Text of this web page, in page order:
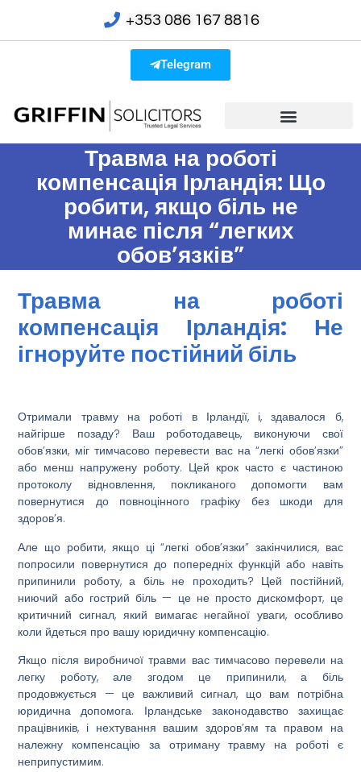
+353 086 167 8816
Telegram
Травма на роботі
компенсація Ірландія: Що
робити, якщо біль не
минає після “легких
обов’язків”
Травма на роботі
компенсація Ірландія: Не
ігноруйте постійний біль
Отримали травму на роботі в Ірландії, і, здавалося б,
найгірше позаду? Ваш роботодавець, виконуючи свої
обов’язки, міг тимчасово перевести вас на “легкі обов’язки”
або менш напружену роботу. Цей крок часто є частиною
протоколу відновлення, покликаного допомогти вам
повернутися до повноцінного графіку без шкоди для
здоров’я.
Але що робити, якщо ці “легкі обов’язки” закінчилися, вас
попросили повернутися до попередніх функцій або навіть
припинили роботу, а біль не проходить? Цей постійний,
ниючий або гострий біль — це не просто дискомфорт, це
критичний сигнал, який вимагає негайної уваги, особливо
коли йдеться про вашу юридичну компенсацію.
Якщо після виробничоїтравми вас тимчасово перевели на
легку роботу, але згодом це припинили, а біль
продовжується — це важливий сигнал, що вам потрібна
юридична допомога. Ірландське законодавство захищає
працівників, і нехтування вашим здоров’ям та правом на
належну компенсацію за отриманутравму на роботіє
неприпустимим.